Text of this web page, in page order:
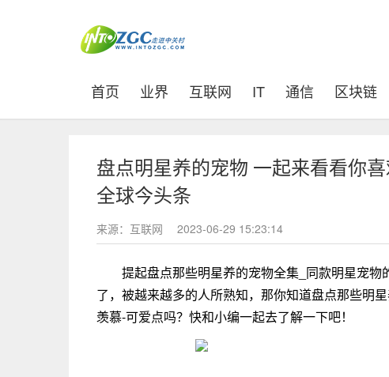
首页 (current)
业界 互联网 IT 通信 区块链
盘点明星养的宠物 一起来看看你
全球今头条
来源：互联网 2023-06-29 15:23:14
提起盘点那些明星养的宠物全集_同款明星宠
了，被越来越多的人所熟知，那你知道盘点那些明
羡慕-可爱点吗？快和小编一起去了解一下吧！